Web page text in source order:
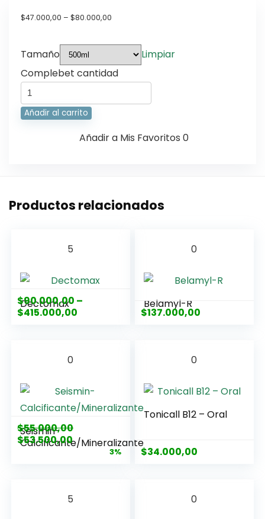
$47.000,00 – $80.000,00
Tamaño
Limpiar
Complebet cantidad
Añadir al carrito
Añadir a Mis Favoritos 0
Productos relacionados
5
Dectomax
$90.000,00 –
$415.000,00
0
Belamyl-R
$137.000,00
0
Seismin-
Calcificante/Mineralizante
$55.000,00
$53.500,00
3%
0
Tonicall B12 – Oral
$34.000,00
5 0